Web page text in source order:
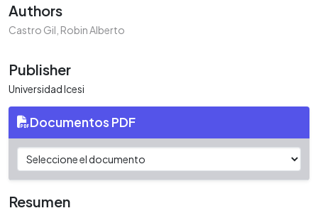
Authors
Castro Gil, Robin Alberto
Publisher
Universidad Icesi
Documentos PDF
Resumen